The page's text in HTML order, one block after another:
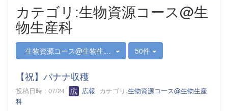
カテゴリ:生物資源コース@生
物生産科
生物資源コース@生物生産科 50件
【祝】バナナ収穫
投稿日時 : 07/24 広報 カテゴリ:生物資源コース@生物生産
科